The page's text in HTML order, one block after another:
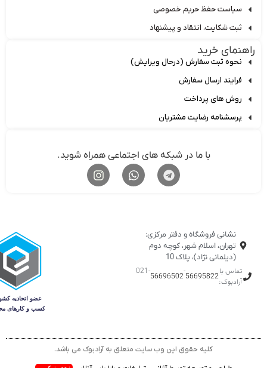
سیاست حفظ حریم خصوصی
ثبت شکایت، انتقاد و پیشنهاد
راهنمای خرید
نحوه ثبت سفارش (درحال ویرایش)
فرایند ارسال سفارش
روش های پرداخت
پرسشنامه رضایت مشتریان
با ما در شبکه های اجتماعی همراه شوید.
نشانی فروشگاه و دفتر مرکزی:
تهران، اسلام شهر، کوچه دوم
(دیلمانی نژاد)، پلاک 10
تماس با
آرادبوک:
56695822
-
56696502
-021
کلیه حقوق این وب سایت متعلق به آرادبوک می باشد.